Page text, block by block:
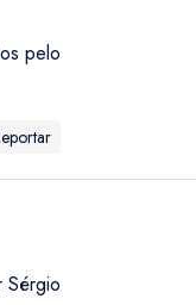
pelo
Sérgio